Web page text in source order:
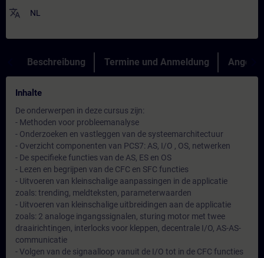
translate NL
Beschreibung Termine und Anmeldung Angebot
Inhalte
De onderwerpen in deze cursus zijn:
- Methoden voor probleemanalyse
- Onderzoeken en vastleggen van de systeemarchitectuur
- Overzicht componenten van PCS7: AS, I/O , OS, netwerken
- De specifieke functies van de AS, ES en OS
- Lezen en begrijpen van de CFC en SFC functies
- Uitvoeren van kleinschalige aanpassingen in de applicatie
zoals: trending, meldteksten, parameterwaarden
- Uitvoeren van kleinschalige uitbreidingen aan de applicatie
zoals: 2 analoge ingangssignalen, sturing motor met twee
draairichtingen, interlocks voor kleppen, decentrale I/O, AS-AS-
communicatie
- Volgen van de signaalloop vanuit de I/O tot in de CFC functies